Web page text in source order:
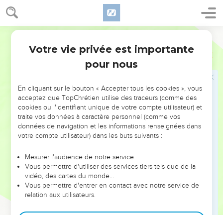
Jérémie 52
28 Voici le nombre de personnes que Nabucodonosor a fait
déporter : la septième année : 3 023 Judéens ;
29
Jérusalem ;
la vingt-troisième année, Nebouzaradan, le chef des
personnes.
Le roi de Babylone gracie Joakin
Évil-Mérodak est devenu roi de Babylone 37 ans après la
déportation du roi Yoakin de Juda. L’année où il est devenu
roi, le douzième mois, le 25 du mois, Évil-Mérodak a rendu
sa liberté à Yoakin, roi de Juda, et l’a fait sortir de prison.
Il lui a parlé avec bonté et lui a donné une place au-dessus
des rois qui étaient avec lui à Babylone.
Votre vie privée est importante
pour nous
En cliquant sur le bouton « Accepter tous les cookies », vous
acceptez que TopChrétien utilise des traceurs (comme des
cookies ou l'identifiant unique de votre compte utilisateur) et
traite vos données à caractère personnel (comme vos
données de navigation et les informations renseignées dans
votre compte utilisateur) dans les buts suivants :
Mesurer l'audience de notre service
Vous permettre d'utiliser des services tiers tels que de la
vidéo, des cartes du monde…
Vous permettre d'entrer en contact avec notre service de
relation aux utilisateurs.